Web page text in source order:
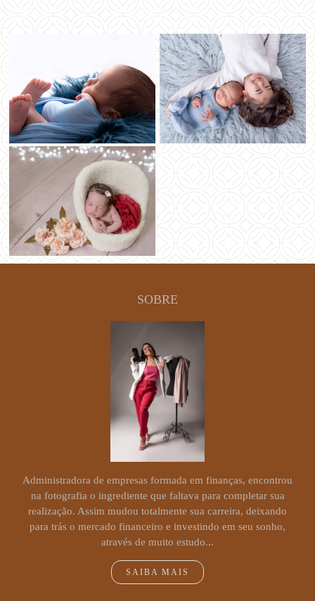
SOBRE
Administradora de empresas formada em finanças, encontrou
na fotografia o ingrediente que faltava para completar sua
realização. Assim mudou totalmente sua carreira, deixando
para trás o mercado financeiro e investindo em seu sonho,
através de muito estudo...
SAIBA MAIS